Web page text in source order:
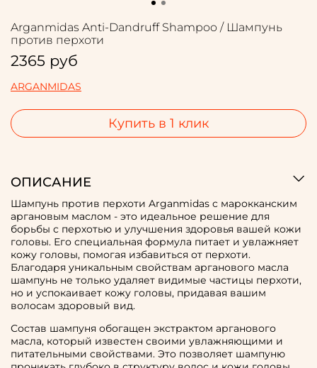
ARGANMIDAS
Arganmidas Anti-Dandruff Shampoo / Шампунь
против перхоти
2365 руб
Купить в 1 клик
ОПИСАНИЕ
Шампунь против перхоти Arganmidas с марокканским
аргановым маслом - это идеальное решение для
борьбы с перхотью и улучшения здоровья вашей кожи
головы. Его специальная формула питает и увлажняет
кожу головы, помогая избавиться от перхоти.
Благодаря уникальным свойствам арганового масла
шампунь не только удаляет видимые частицы перхоти,
но и успокаивает кожу головы, придавая вашим
волосам здоровый вид.
Состав шампуня обогащен экстрактом арганового
масла, который известен своими увлажняющими и
питательными свойствами. Это позволяет шампуню